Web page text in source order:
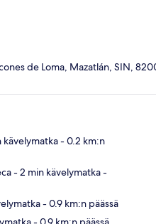
de Loma, Mazatlán, SIN,
kävelymatka- 0.2 km:n
- 2 min kävelymatka-
- 0.9 km:n päässä